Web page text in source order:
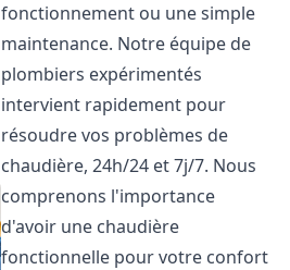
fonctionnement ou une simple
maintenance. Notre équipe de
plombiers expérimentés
intervient rapidement pour
résoudre vos problèmes de
chaudière, 24h/24 et 7j/7. Nous
comprenons l'importance
d'avoir une chaudière
fonctionnelle pour votre confort